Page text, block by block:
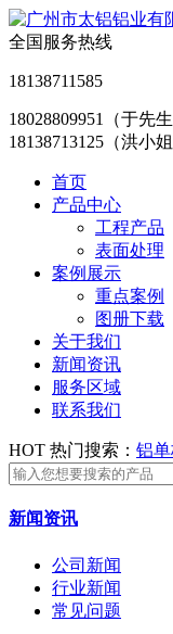
全国服务热线
18138711585
18028809951
（于先生
18138713125 （洪小姐
首页
产品中心
工程产品
表面处理
案例展示
重点案例
图册下载
关于我们
新闻资讯
服务区域
联系我们
HOT 热门搜索： 铝单
新闻资讯
公司新闻
行业新闻
常见问题